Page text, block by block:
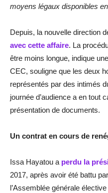
moyens légaux disponibles
Depuis, la nouvelle direction
avec cette affaire. La
être moins longue, indique
CEC, souligne que les deux
représentés par des intimés
journée d’audience a en tout
présentation de documents.
Un contrat en cours de
Issa Hayatou a perdu la
2017, après avoir été battu
l’Assemblée générale